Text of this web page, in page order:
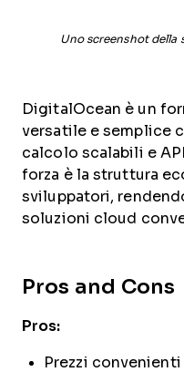
Uno screenshot della
DigitalOcean è un
versatile e semplice
calcolo scalabili e
forza è la struttura
sviluppatori,
soluzioni cloud
Pros and Cons
Pros:
Prezzi